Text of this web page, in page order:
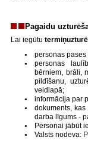
Pagaidu
Lai iegūtu
personas pases
personas
bērniem, brāli,
pildīšanu,
veidlapā;
informācija par
dokuments,
darba līgums -
Personai jābūt
Valsts nodeva: